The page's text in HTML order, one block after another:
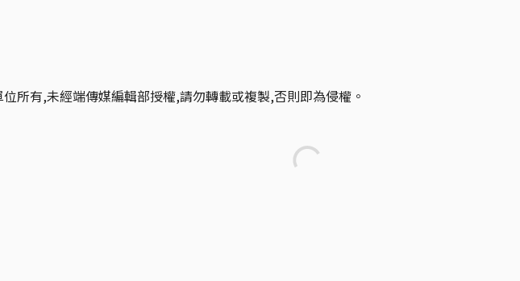
位所有,未經端傳媒編輯部授權,請勿轉載或複製,否則即為侵權。